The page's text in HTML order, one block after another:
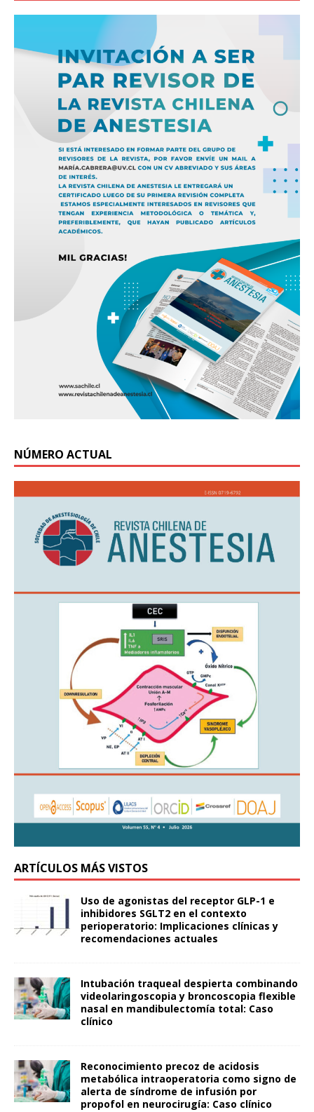
NÚMERO ACTUAL
ARTÍCULOS MÁS VISTOS
Uso de agonistas del receptor GLP-1 e
inhibidores SGLT2 en el contexto
perioperatorio: Implicaciones clínicas y
recomendaciones actuales
Intubación traqueal despierta combinando
videolaringoscopia y broncoscopia flexible
nasal en mandibulectomía total: Caso
clínico
Reconocimiento precoz de acidosis
metabólica intraoperatoria como signo de
alerta de síndrome de infusión por
propofol en neurocirugía: Caso clínico